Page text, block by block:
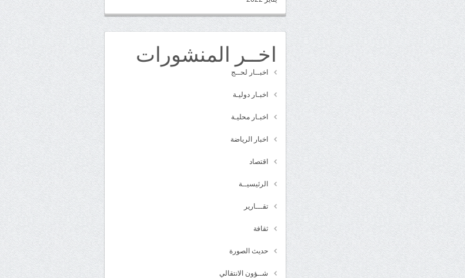
اخــر المنشورات
اخبــار لحــج
اخبـار دوليـة
اخبـار محليـة
اخبار الرياضة
اقتصاد
الرئيسيــة
تقـــارير
ثقافة
حديث الصورة
شــؤون الانتقالي